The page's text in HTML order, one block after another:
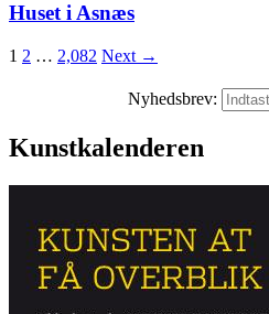
Huset i Asnæs
Posts
1 2 … 2,082 Next →
Nyhedsbrev:
Kunstkalenderen